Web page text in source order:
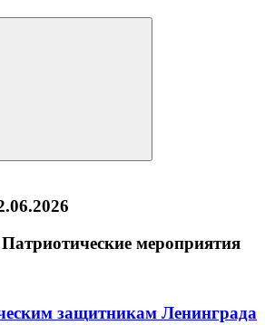
мероприятия
защитникам Ленинграда